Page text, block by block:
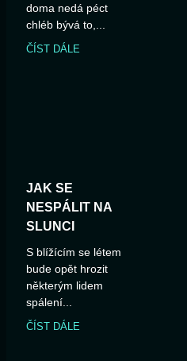
doma nedá péct
chléb bývá to,...
ČÍST DÁLE
JAK SE
NESPÁLIT NA
SLUNCI
S blížícím se létem
bude opět hrozit
některým lidem
spálení...
ČÍST DÁLE